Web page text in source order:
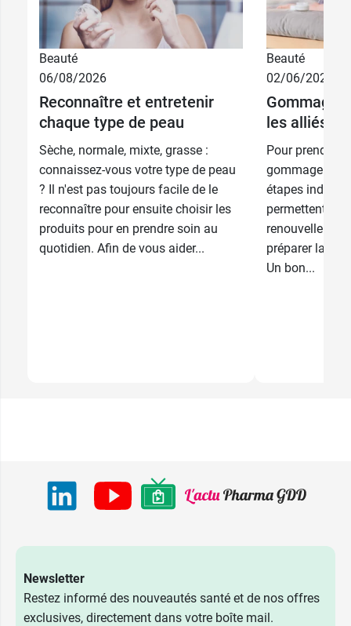
Beauté
06/08/2026
Reconnaître et entretenir
chaque type de peau
Sèche, normale, mixte, grasse :
connaissez-vous votre type de peau
? Il n'est pas toujours facile de le
reconnaître pour ensuite choisir les
produits pour en prendre soin au
quotidien. Afin de vous aider...
Beauté
02/06/2026
Gommage
les alliés
Pour prendre
gommage et
étapes
permettent
préparer la
Un bon...
Newsletter
Restez informé des nouveautés santé et de nos offres
exclusives, directement dans votre boîte mail.